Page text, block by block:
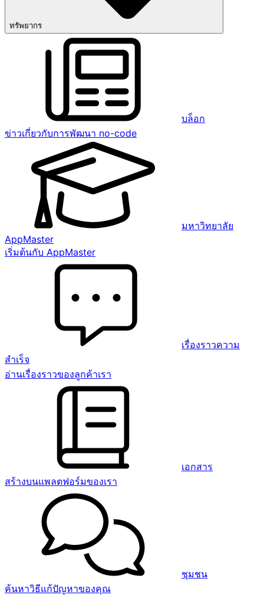
ทรัพยากร
บล็อก
ข่าวเกี่ยวกับการพัฒนา no-code
มหาวิทยาลัย
AppMaster
เริ่มต้นกับ AppMaster
เรื่องราวความ
สำเร็จ
อ่านเรื่องราวของลูกค้าเรา
เอกสาร
สร้างบนแพลตฟอร์มของเรา
ชุมชน
ค้นหาวิธีแก้ปัญหาของคุณ